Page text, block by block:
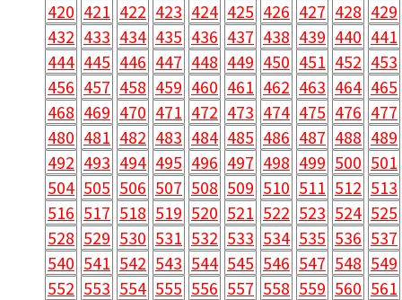
420 421 422 423 424 425 426 427 428 429
432 433 434 435 436 437 438 439 440 441
444 445 446 447 448 449 450 451 452 453
456 457 458 459 460 461 462 463 464 465
468 469 470 471 472 473 474 475 476 477
480 481 482 483 484 485 486 487 488 489
492 493 494 495 496 497 498 499 500 501
504 505 506 507 508 509 510 511 512 513
516 517 518 519 520 521 522 523 524 525
528 529 530 531 532 533 534 535 536 537
540 541 542 543 544 545 546 547 548 549
552 553 554 555 556 557 558 559 560 561